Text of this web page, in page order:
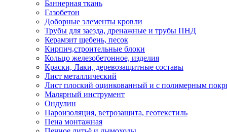
Баннерная ткань
Газобетон
Доборные элементы кровли
Трубы для заезда, дренажные и трубы ПНД
Керамзит щебень, песок
Кирпич,строительные блоки
Кольцо железобетонное, изделия
Краски, Лаки, деревозащитные составы
Лист металлический
Лист плоский оцинкованный и с полимерным
Малярный инструмент
Ондулин
Пароизоляция, ветрозащита, геотекстиль
Пена монтажная